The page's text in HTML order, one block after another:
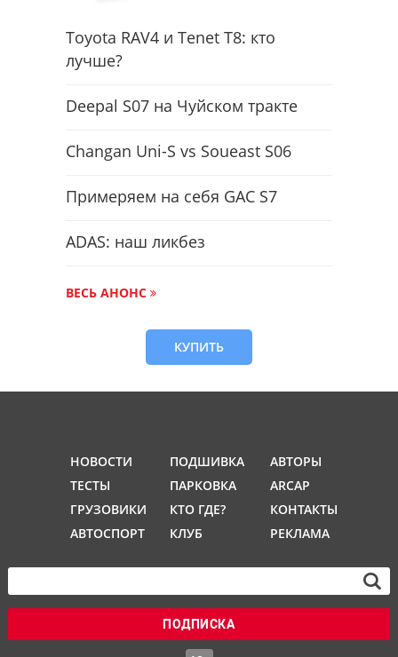
Toyota RAV4 и Tenet T8: кто
лучше?
Deepal S07 на Чуйском тракте
Changan Uni-S vs Soueast S06
Примеряем на себя GAC S7
ADAS: наш ликбез
ВЕСЬ АНОНС
КУПИТЬ
НОВОСТИ
ТЕСТЫ
ГРУЗОВИКИ
АВТОСПОРТ
ПОДШИВКА
ПАРКОВКА
КТО ГДЕ?
КЛУБ
АВТОРЫ
ARCAP
КОНТАКТЫ
РЕКЛАМА
ПОДПИСКА